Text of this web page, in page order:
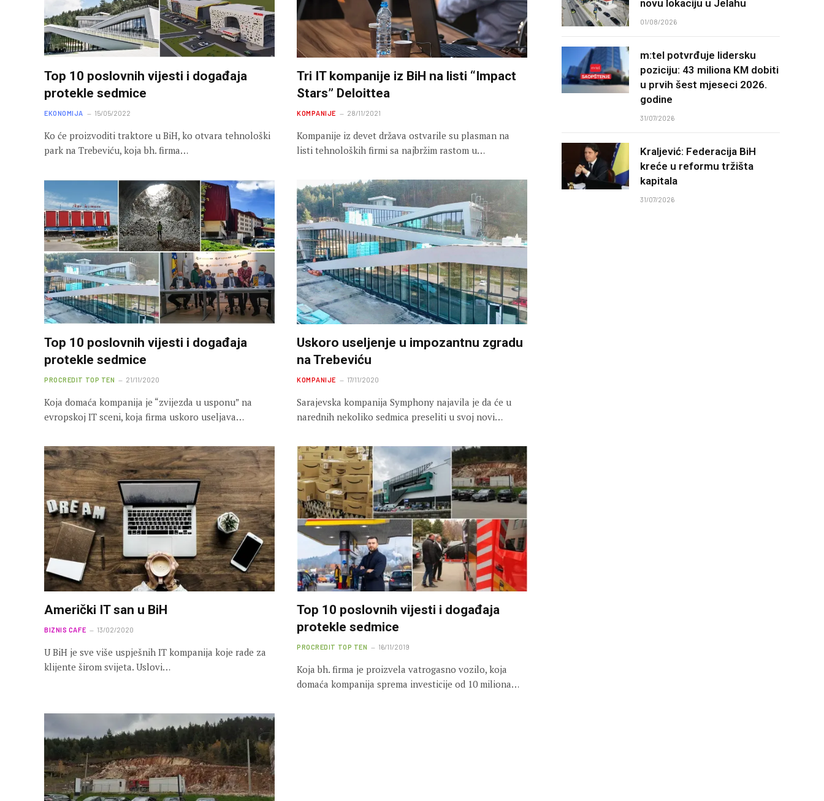
Top 10 poslovnih vijesti i događaja
protekle sedmice
EKONOMIJA 15/05/2022
Ko će proizvoditi traktore u BiH, ko otvara tehnološki
park na Trebeviću, koja bh. firma…
Tri IT kompanije iz BiH na listi “Impact
Stars” Deloittea
KOMPANIJE 28/11/2021
Kompanije iz devet država ostvarile su plasman na
listi tehnoloških firmi sa najbržim rastom u…
Top 10 poslovnih vijesti i događaja
protekle sedmice
PROCREDIT TOP TEN 21/11/2020
Koja domaća kompanija je “zvijezda u usponu” na
evropskoj IT sceni, koja firma uskoro useljava…
Uskoro useljenje u impozantnu zgradu
na Trebeviću
KOMPANIJE 17/11/2020
Sarajevska kompanija Symphony najavila je da će u
narednih nekoliko sedmica preseliti u svoj novi…
Američki IT san u BiH
BIZNIS CAFE 13/02/2020
U BiH je sve više uspješnih IT kompanija koje rade za
klijente širom svijeta. Uslovi…
Top 10 poslovnih vijesti i događaja
protekle sedmice
PROCREDIT TOP TEN 16/11/2019
Koja bh. firma je proizvela vatrogasno vozilo, koja
domaća kompanija sprema investicije od 10 miliona…
novu lokaciju u Jelahu
01/08/2026
m:tel potvrđuje lidersku
poziciju: 43 miliona KM dobiti
u prvih šest mjeseci 2026.
godine
31/07/2026
Kraljević: Federacija BiH
kreće u reformu tržišta
kapitala
31/07/2026